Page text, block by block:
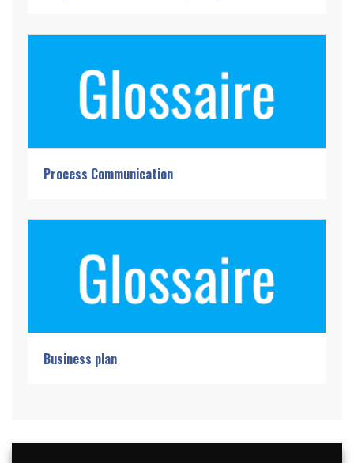
Process Communication
Business plan